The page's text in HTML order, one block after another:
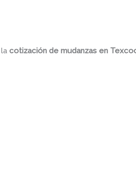
cotización de mudanzas en